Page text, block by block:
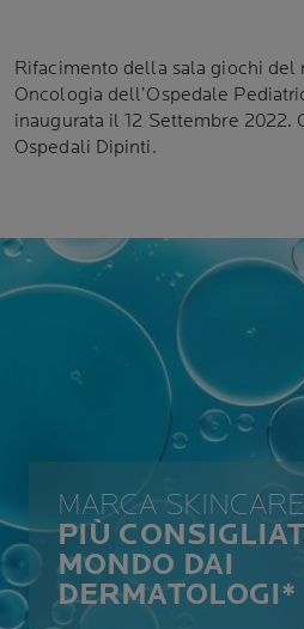
Rifacimento della sala giochi del
Oncologia dell’Ospedale
inaugurata il 12 Settembre 2022.
Ospedali Dipinti.
MARCA SKINCARE
PIÙ
MONDO DAI
DERMATOLOGI*